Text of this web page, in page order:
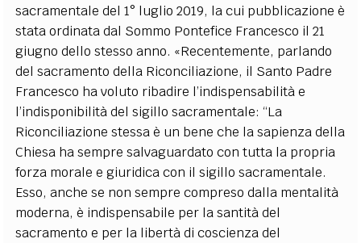
sacramentale del 1° luglio 2019, la cui pubblicazione è
stata ordinata dal Sommo Pontefice Francesco il 21
giugno dello stesso anno. «Recentemente, parlando
del sacramento della Riconciliazione, il Santo Padre
Francesco ha voluto ribadire l’indispensabilità e
l’indisponibilità del sigillo sacramentale: “La
Riconciliazione stessa è un bene che la sapienza della
Chiesa ha sempre salvaguardato con tutta la propria
forza morale e giuridica con il sigillo sacramentale.
Esso, anche se non sempre compreso dalla mentalità
moderna, è indispensabile per la santità del
sacramento e per la libertà di coscienza del